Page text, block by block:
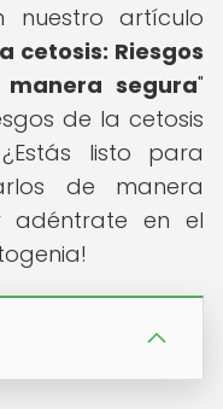
nuestro artículo
cetosis: Riesgos
segura"
de la cetosis
listo para
de manera
adéntrate en el